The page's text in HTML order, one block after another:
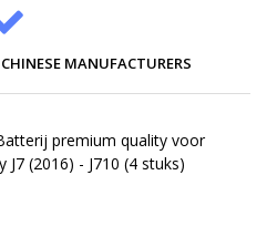
MANUFACTURERS
premium quality voor
J7 (2016) - J710 (4 stuks)